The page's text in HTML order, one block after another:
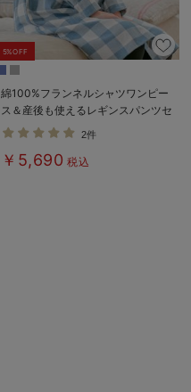
5%OFF
綿100%フランネルシャツワンピー
ス＆産後も使えるレギンスパンツセ
ット【出産後も長く使える】
2件
￥5,690 税込